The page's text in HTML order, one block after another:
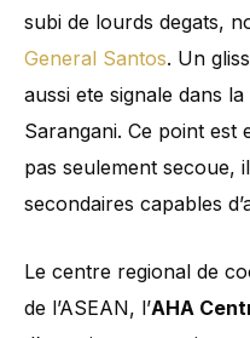
subi de lourds degats,
General Santos. Un
aussi ete signale dans
Sarangani. Ce point est
pas seulement secoue,
secondaires capables
Le centre regional de
de l’ASEAN, l’AHA